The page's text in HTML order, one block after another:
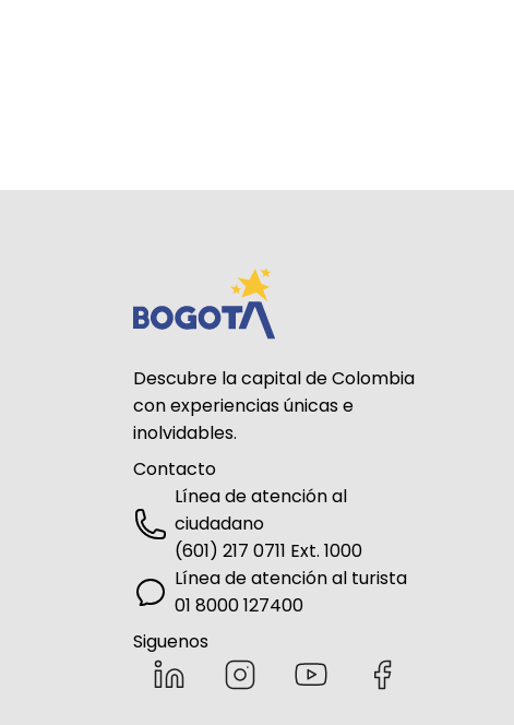
Descubre la capital de Colombia
con experiencias únicas e
inolvidables.
Contacto
Línea de atención al
ciudadano
(601) 217 0711 Ext. 1000
Línea de atención al turista
01 8000 127400
Siguenos